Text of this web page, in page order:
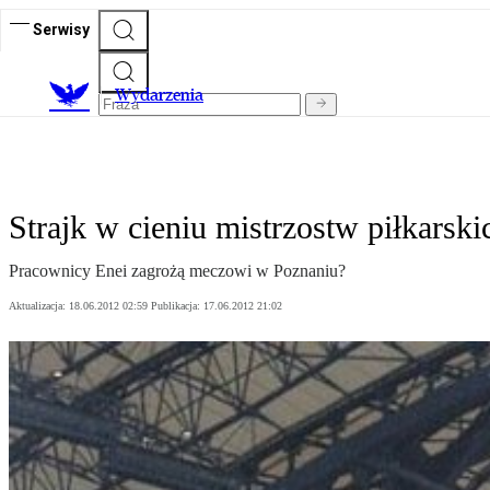
Serwisy
Wydarzenia
Strajk w cieniu mistrzostw
Pracownicy Enei zagrożą meczowi w Poznaniu?
Aktualizacja: 18.06.2012 02:59 Publikacja: 17.06.2012 21:02